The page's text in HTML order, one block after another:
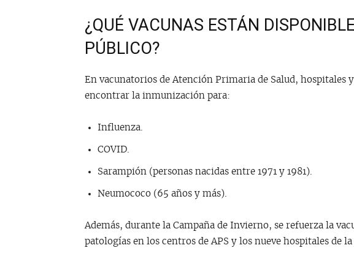
¿QUÉ VACUNAS ESTÁN
PÚBLICO?
En vacunatorios de Atención Primaria de Salud, hospitales
encontrar la inmunización para:
Influenza.
COVID.
Sarampión (personas nacidas entre 1971 y 1981).
Neumococo (65 años y más).
Además, durante la Campaña de Invierno, se refuerza la
patologías en los centros de APS y los nueve hospitales de